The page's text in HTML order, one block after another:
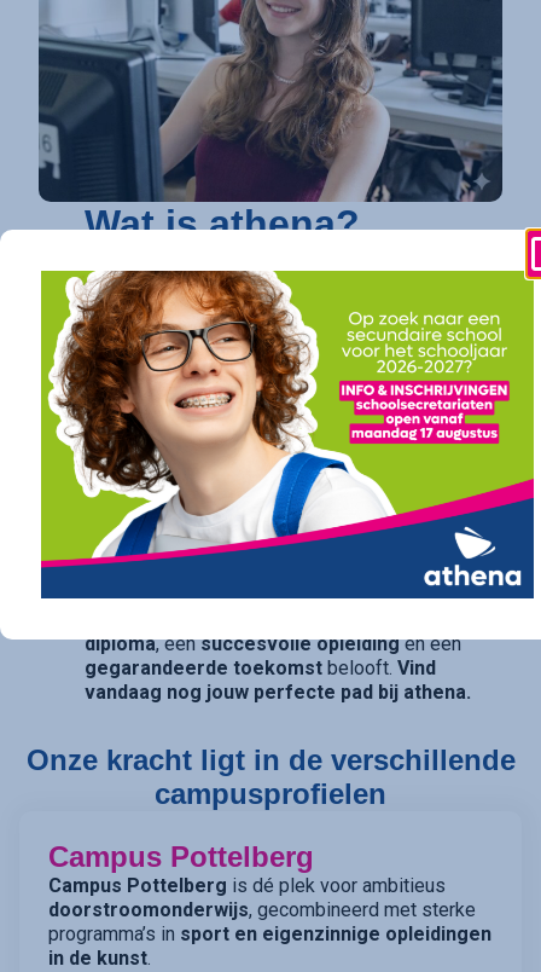
Wat is athena?
school in Kortrijkdie elke jongere een
toekomstgarantie biedt. Op vier
gespecialiseerde campussen bundelen we een
uitgebreid en toekomstgericht onderwijsaanbod.
Of je nu droomt van verder studeren in
hogeschool of universiteit (onze
doorstroomfinaliteit/ ASO) of direct een
succesvolle carrière ambieert (onze
arbeidsfinaliteit / BSO ), bij athena vind je een
traject op maat. Ook voor diegenen die daarin hun
opties openhouden, bieden onze studierichtingen
met
(TSO) de perfecte balans.
diploma, eensuccesvolle opleidingen een
gegarandeerde toekomst belooft.Vind
vandaag nog jouw perfecte pad bij athena.
Onze kracht ligt in de verschillende
campusprofielen
Campus Pottelberg
Campus Pottelberg is dé plek voor ambitieus
doorstroomonderwijs, gecombineerd met sterke
programma’s in sport en eigenzinnige opleidingen
in de kunst.